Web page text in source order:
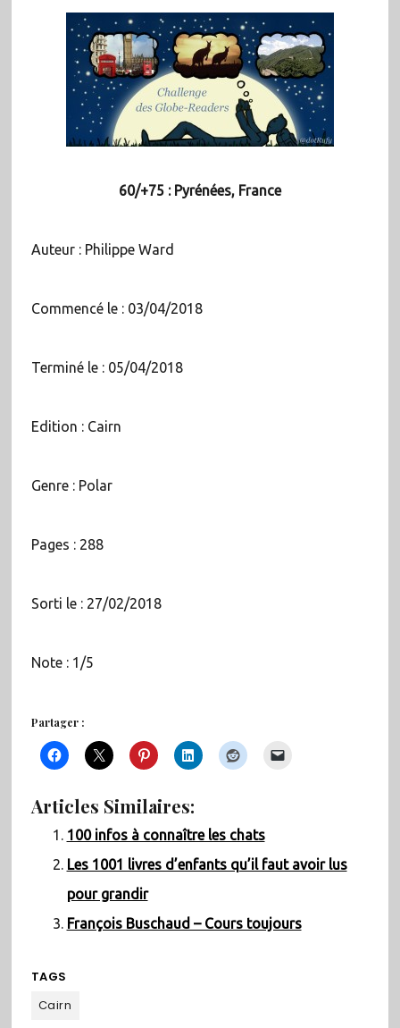
60/+75 : Pyrénées, France
Auteur : Philippe Ward
Commencé le : 03/04/2018
Terminé le : 05/04/2018
Edition : Cairn
Genre : Polar
Pages : 288
Sorti le : 27/02/2018
Note : 1/5
Partager :
Articles Similaires:
100 infos à connaître les chats
Les 1001 livres d’enfants qu’il faut avoir lus
pour grandir
François Buschaud – Cours toujours
TAGS
Cairn